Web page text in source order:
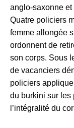
anglo-saxonne
Quatre policiers
femme allongée
ordonnent de
son corps. Sous
de vacanciers
policiers
du burkini sur les
l’intégralité du